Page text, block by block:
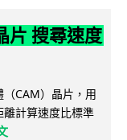
片 搜尋速度
CAM）晶片，用
計算速度比標準